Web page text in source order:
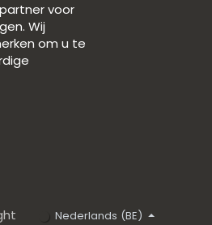
voor
Wij
om u te
Nederlands (BE)